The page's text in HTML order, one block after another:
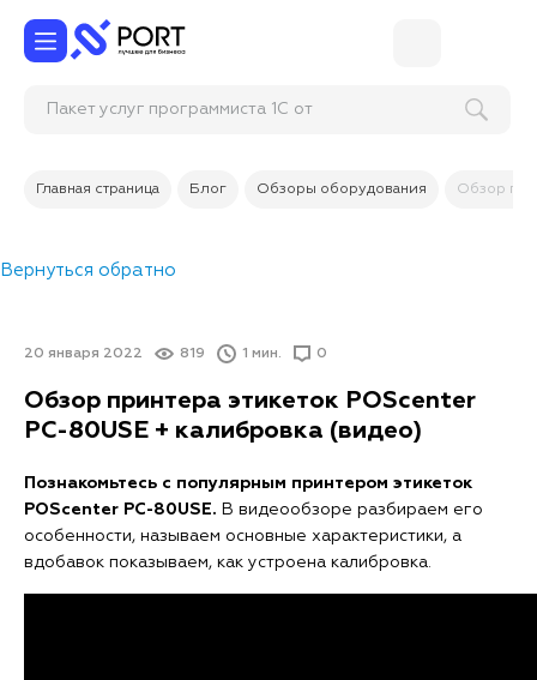
Пакет услуг программиста 1С от 10 ч
Главная страница Блог Обзоры оборудования Обзор
Вернуться обратно
20 января 2022 819 1 мин. 0
Обзор принтера этикеток POScenter
PC-80USE + калибровка (видео)
Познакомьтесь с популярным принтером этикеток
POScenter PC-80USE. В видеообзоре разбираем его
особенности, называем основные характеристики, а
вдобавок показываем, как устроена калибровка.